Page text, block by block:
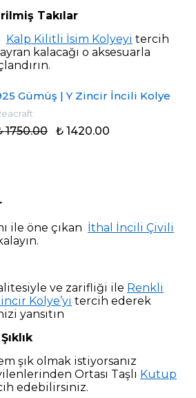
Takılar
Kalp Kilitli İsim Kolyeyi tercih
kalacağı o aksesuarla
Gümüş | Y Zincir İncili Kolye
1750.00 ₺ 1420.00
ile öne çıkan İthal İncili Çivili
ve zarifliği ile Renkli
Kolye’yi tercih ederek
yansıtın
şık olmak istiyorsanız
Ortası Taşlı Kutup
edebilirsiniz.